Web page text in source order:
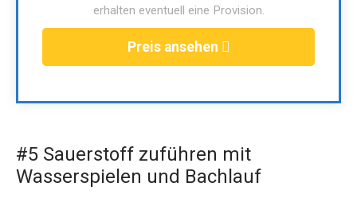
erhalten eventuell eine Provision.
Preis ansehen
#5 Sauerstoff zuführen mit
Wasserspielen und Bachlauf